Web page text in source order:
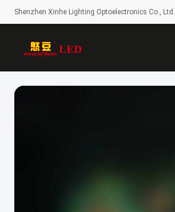
Shenzhen Xinhe Lighting Optoelectronics Co., Ltd.